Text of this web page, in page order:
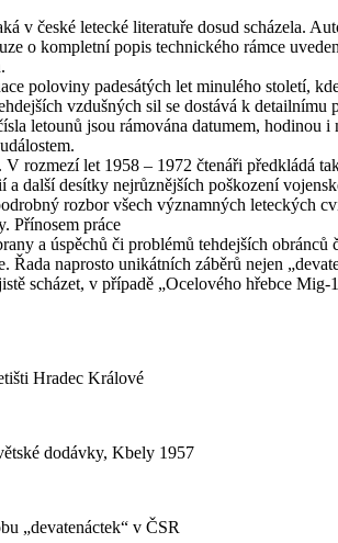
v české letecké literatuře dosud scházela.
o kompletní popis technického rámce
poloviny padesátých let minulého století,
vzdušných sil se dostává k
letounů jsou rámována datumem,
rozmezí let 1958 – 1972 čtenáři předkládá
další desítky nejrůznějších poškození
rozbor všech významných
Přínosem práce
a úspěchů či problémů tehdejších obránců
Řada naprosto unikátních záběrů nejen
scházet, v případě „Ocelového hřebce
Hradec Králové
dodávky, Kbely 1957
„devatenáctek“ v ČSR